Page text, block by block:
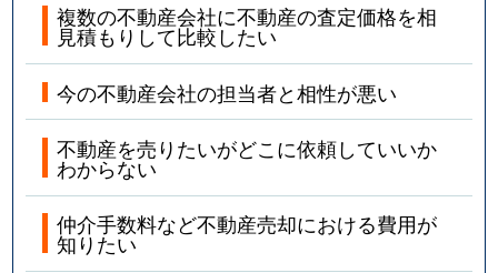
複数の不動産会社に不動産の査定価格を相
見積もりして比較したい
今の不動産会社の担当者と相性が悪い
不動産を売りたいがどこに依頼していいか
わからない
仲介手数料など不動産売却における費用が
知りたい